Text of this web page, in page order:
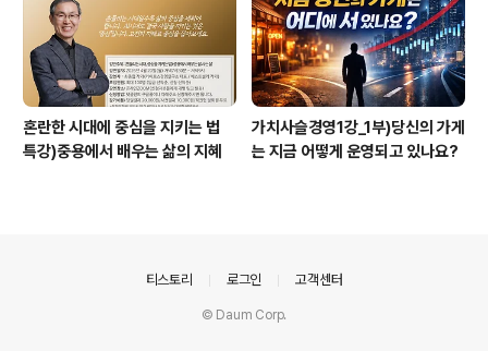
혼란한 시대에 중심을 지키는 법
특강)중용에서 배우는 삶의 지혜
가치사슬경영1강_1부)당신의 가게
는 지금 어떻게 운영되고 있나요?
티스토리 로그인 고객센터
© Daum Corp.